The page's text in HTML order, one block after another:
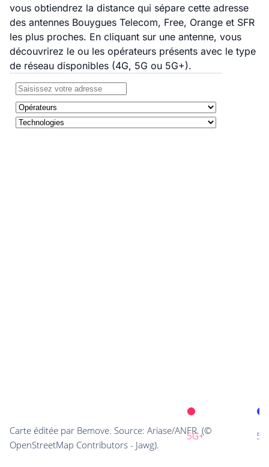
vous obtiendrez la distance qui sépare cette adresse
des antennes Bouygues Telecom, Free, Orange et SFR
les plus proches. En cliquant sur une antenne, vous
découvrirez le ou les opérateurs présents avec le type
de réseau disponibles (4G, 5G ou 5G+).